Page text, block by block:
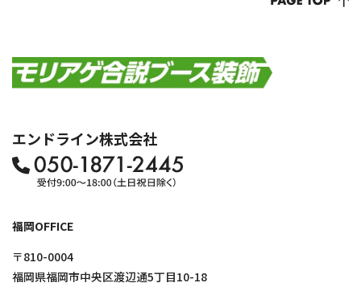
エンドライン株式会社
福岡OFFICE
〒810-0004
福岡県福岡市中央区渡辺通5丁目10-18